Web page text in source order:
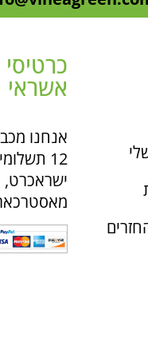
כרטיסי
אשראי
אנחנו
12
ישראכרט,